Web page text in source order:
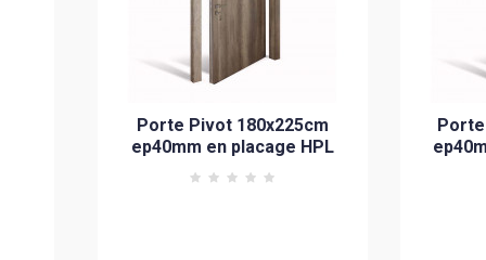
Porte Pivot 180x225cm
ep40mm en placage HPL